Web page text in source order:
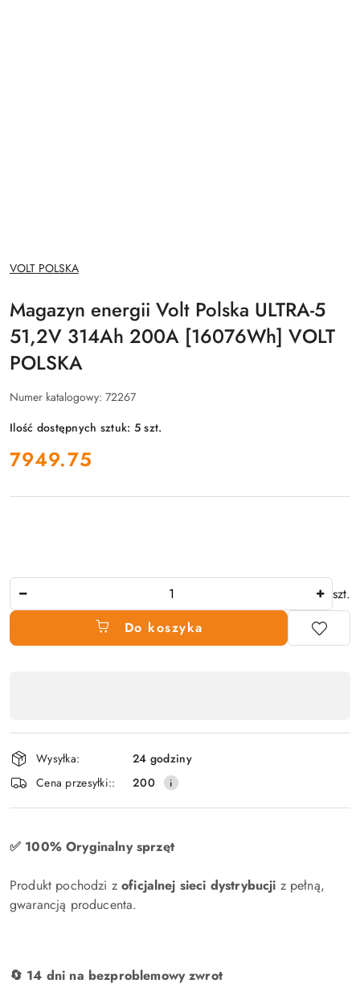
NAZWA
PRODUCENTA:
VOLT POLSKA
Magazyn energii Volt Polska ULTRA-5
51,2V 314Ah 200A [16076Wh] VOLT
POLSKA
Numer katalogowy: 72267
Ilość dostępnych sztuk: 5szt.
cena:
7949.75
szt.
Do koszyka
,
płatność
i
dostawa
Wysyłka:
24 godziny
Cena przesyłki::
200
✅ 100% Oryginalny sprzęt
Produkt pochodzi zoficjalnej sieci dystrybucji z pełną,
gwarancją producenta.
🔄 14 dni na bezproblemowy zwrot